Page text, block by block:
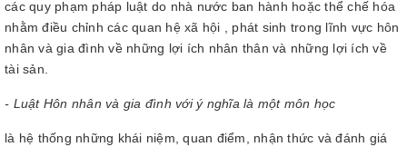
các quy phạm pháp luật do nhà nước ban hành hoặc thể chế hóa
nhằm điều chỉnh các quan hệ xã hội , phát sinh trong lĩnh vực hôn
nhân và gia đình về những lợi ích nhân thân và những lợi ích về
tài sản.
- Luật Hôn nhân và gia đình với ý nghĩa là một môn học
là hệ thống những khái niệm, quan điểm, nhận thức và đánh giá